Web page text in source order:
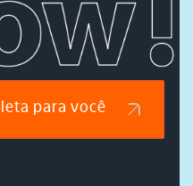
para você